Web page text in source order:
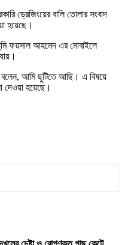
ড্রেজিংয়ের বালি তোলার সংবাদ
হয়েছে।
ফয়সাল আহমেদ এর মোবাইলে
বলেন, আমি ছুটিতে আছি। এ বিষয়ে
দেওয়া হয়েছে।